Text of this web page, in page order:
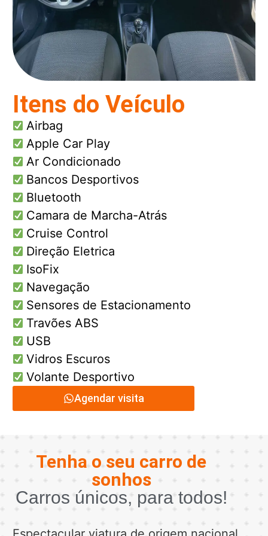
Itens do Veículo
Airbag
Apple Car Play
Ar Condicionado
Bancos Desportivos
Bluetooth
Camara de Marcha-Atrás
Cruise Control
Direção Eletrica
IsoFix
Navegação
Sensores de Estacionamento
Travões ABS
USB
Vidros Escuros
Volante Desportivo
Agendar visita
Tenha o seu carro de
sonhos
Carros únicos, para todos!